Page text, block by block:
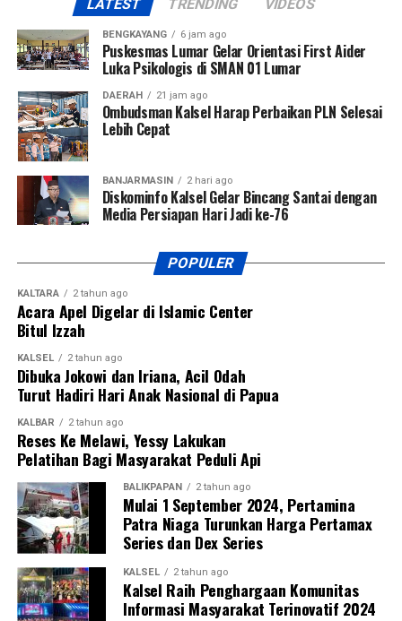
LATEST TRENDING VIDEOS
BENGKAYANG 6 jam ago
Puskesmas Lumar Gelar Orientasi First Aider
Luka Psikologis di SMAN 01 Lumar
DAERAH 21 jam ago
Ombudsman Kalsel Harap Perbaikan PLN Selesai
Lebih Cepat
BANJARMASIN 2 hari ago
Diskominfo Kalsel Gelar Bincang Santai dengan
Media Persiapan Hari Jadi ke-76
POPULER
KALTARA 2 tahun ago
Acara Apel Digelar di Islamic Center
Bitul Izzah
KALSEL 2 tahun ago
Dibuka Jokowi dan Iriana, Acil Odah
Turut Hadiri Hari Anak Nasional di Papua
KALBAR 2 tahun ago
Reses Ke Melawi, Yessy Lakukan
Pelatihan Bagi Masyarakat Peduli Api
BALIKPAPAN 2 tahun ago
Mulai 1 September 2024, Pertamina
Patra Niaga Turunkan Harga Pertamax
Series dan Dex Series
KALSEL 2 tahun ago
Kalsel Raih Penghargaan Komunitas
Informasi Masyarakat Terinovatif 2024